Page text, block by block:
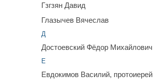
Гзгзян Давид
Глазычев Вячеслав
Д
Достоевский Фёдор Михайлович
Е
Евдокимов Василий, протоиерей